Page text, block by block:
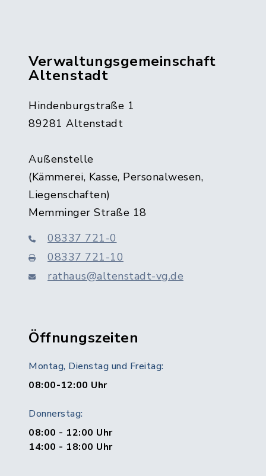
Verwaltungsgemeinschaft
Altenstadt
Hindenburgstraße 1
89281 Altenstadt
Außenstelle
(Kämmerei, Kasse, Personalwesen,
Liegenschaften)
Memminger Straße 18
08337 721-0
08337 721-10
rathaus@altenstadt-vg.de
Öffnungszeiten
Montag, Dienstag und Freitag:
08:00-12:00 Uhr
Donnerstag:
08:00 - 12:00 Uhr
14:00 - 18:00 Uhr